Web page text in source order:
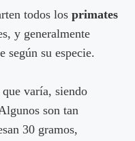
todos losprimates
y generalmente
según su especie.
varía, siendo
son tan
30 gramos,